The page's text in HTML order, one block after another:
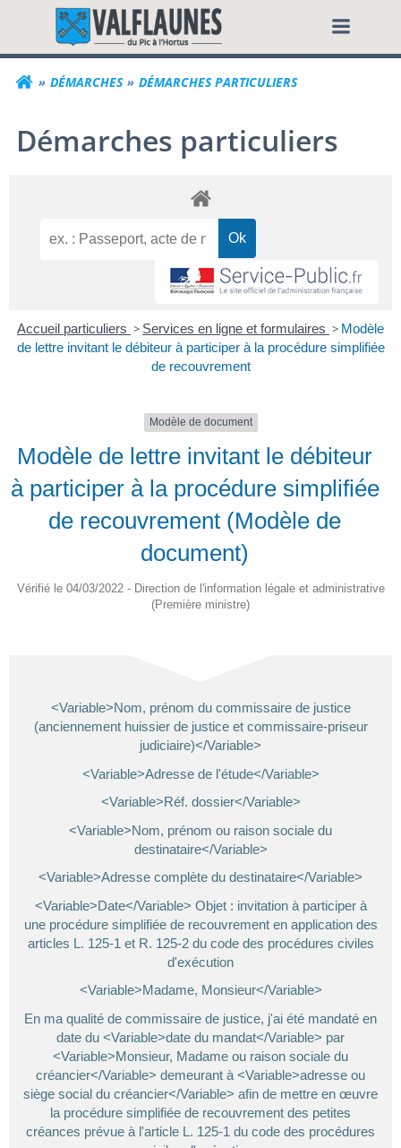
contenuCommune de
DÉMARCHES DÉMARCHES PARTICULIERS
Démarches particuliers
Accueil particuliers > Services en ligne et formulaires > Modèle
de lettre invitant le débiteur à participer à la procédure simplifiée
de recouvrement
Modèle de document
Modèle de lettre invitant le débiteur
à participer à la procédure simplifiée
de recouvrement (Modèle de
document)
Vérifié le 04/03/2022 - Direction de l'information légale et administrative
(Première ministre)
<Variable>Nom, prénom du commissaire de justice
(anciennement huissier de justice et commissaire-priseur
judiciaire)</Variable>
<Variable>Adresse de l'étude</Variable>
<Variable>Réf. dossier</Variable>
<Variable>Nom, prénom ou raison sociale du
destinataire</Variable>
<Variable>Adresse complète du destinataire</Variable>
<Variable>Date</Variable> Objet : invitation à participer à
une procédure simplifiée de recouvrement en application des
articles L. 125-1 et R. 125-2 du code des procédures civiles
d'exécution
<Variable>Madame, Monsieur</Variable>
En ma qualité de commissaire de justice, j'ai été mandaté en
date du <Variable>date du mandat</Variable> par
<Variable>Monsieur, Madame ou raison sociale du
créancier</Variable> demeurant à <Variable>adresse ou
siège social du créancier</Variable> afin de mettre en œuvre
la procédure simplifiée de recouvrement des petites
créances prévue à l'article L. 125-1 du code des procédures